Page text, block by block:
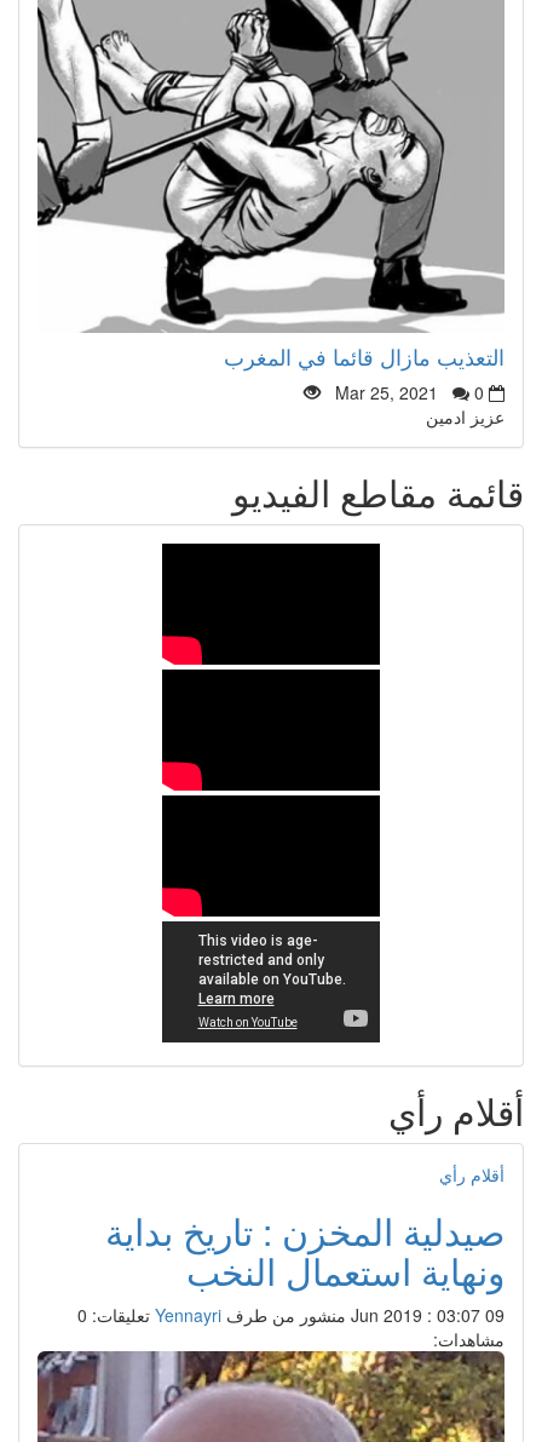
التعذيب مازال قائما في المغرب
Mar 25, 2021
0
عزيز ادمين
قائمة مقاطع الفيديو
أقلام رأي
أقلام رأي
صيدلية المخزن : تاريخ بداية
ونهاية استعمال النخب
09 Jun 2019 : 03:07 منشور من طرف Yennayri تعليقات: 0
مشاهدات: